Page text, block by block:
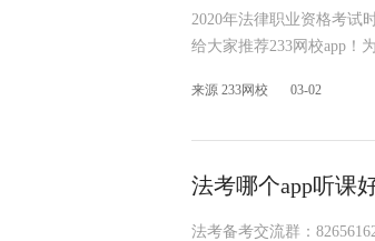
2020年法律职业资格考试
给大家推荐233网校app！
来源 233网校 03-02
法考哪个app听课
法考备考交流群：